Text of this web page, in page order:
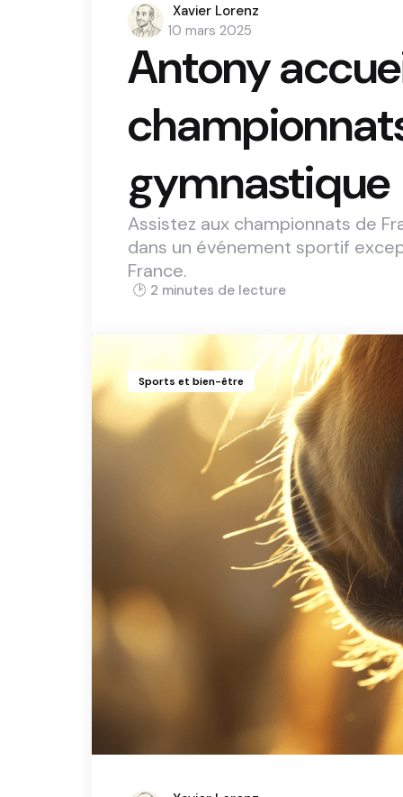
Posted
by
Xavier Lorenz
10 mars 2025
Antony
gymnastique
Assistez aux championnats de
dans un événement sportif
France.
2 min
Sports et bien-être